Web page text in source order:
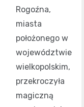
Rogoźna,
miasta
położonego w
województwie
wielkopolskim,
przekroczyła
magiczną